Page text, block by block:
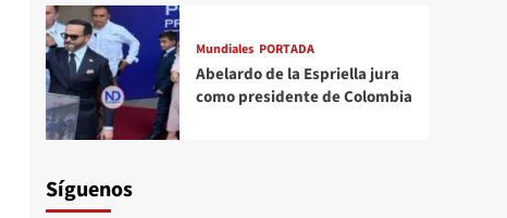
Mundiales PORTADA
Abelardo de la Espriella jura
como presidente de Colombia
Síguenos